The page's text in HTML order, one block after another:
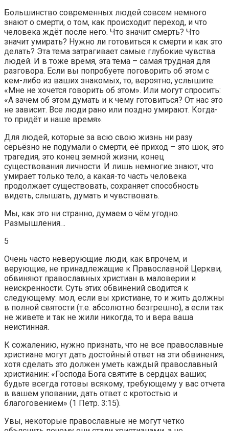
Большинство современных людей совсем немного
знают о смерти, о том, как происходит переход, и что
человека ждёт после него. Что значит смерть? Что
значит умирать? Нужно ли готовиться к смерти и как это
делать? Эта тема затрагивает самые глубокие чувства
людей. И в тоже время, эта тема – самая трудная для
разговора. Если вы попробуете поговорить об этом с
кем-либо из ваших знакомых, то, вероятно, услышите:
«Мне не хочется говорить об этом». Или могут спросить:
«А зачем об этом думать и к чему готовиться? От нас это
не зависит. Все люди рано или поздно умирают. Когда-
то придёт и наше время».
Для людей, которые за всю свою жизнь ни разу
серьёзно не подумали о смерти, её приход – это шок, это
трагедия, это конец земной жизни, конец
существования личности. И лишь немногие знают, что
умирает только тело, а какая-то часть человека
продолжает существовать, сохраняет способность
видеть, слышать, думать и чувствовать.
Мы, как это ни странно, думаем о чём угодно.
Размышления…
5
Очень часто неверующие люди, как впрочем, и
верующие, не принадлежащие к Православной Церкви,
обвиняют православных христиан в маловерии и
неискренности. Суть этих обвинений сводится к
следующему: мол, если вы христиане, то и жить должны
в полной святости (т.е. абсолютно безгрешно), а если так
не живете и так не жили никогда, то и вера ваша
неистинная.
К сожалению, нужно признать, что не все православные
христиане могут дать достойный ответ на эти обвинения,
хотя сделать это должен уметь каждый православный
христианин: «Господа Бога святите в сердцах ваших;
будьте всегда готовы всякому, требующему у вас отчета
в вашем уповании, дать ответ с кротостью и
благоговением» (1 Петр. 3:15).
Увы, некоторые православные не могут четко